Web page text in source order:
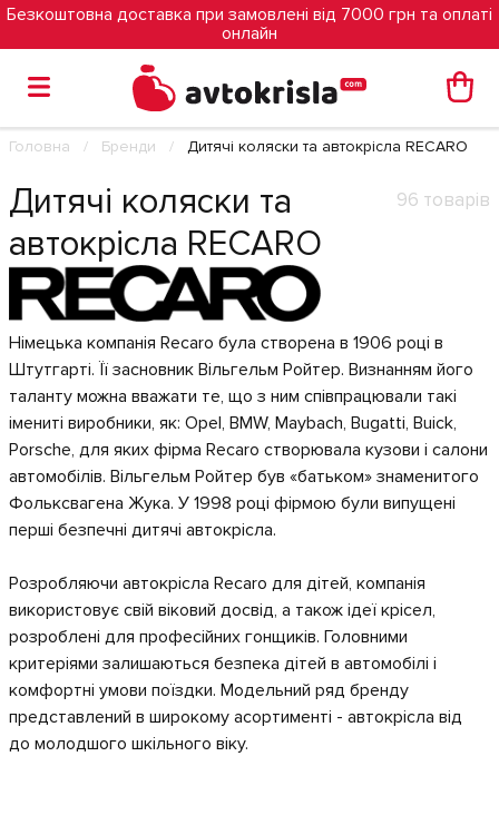
Безкоштовна доставка при замовлені від 7000 грн та оплаті
онлайн
Головна Бренди Дитячі коляски та автокрісла RECARO
Дитячі коляски та
автокрісла RECARO
96 товарів
Німецька компанія Recaro була створена в 1906 році в
Штутгарті. Її засновник Вільгельм Ройтер. Визнанням його
таланту можна вважати те, що з ним співпрацювали такі
імениті виробники, як: Opel, BMW, Maybach, Bugatti, Buick,
Porsche, для яких фірма Recaro створювала кузови і салони
автомобілів. Вільгельм Ройтер був «батьком» знаменитого
Фольксвагена Жука. У 1998 році фірмою були випущені
перші безпечні дитячі автокрісла.
Розробляючи автокрісла Recaro для дітей, компанія
використовує свій віковий досвід, а також ідеї крісел,
розроблені для професійних гонщиків. Головними
критеріями залишаються безпека дітей в автомобілі і
комфортні умови поїздки. Модельний ряд бренду
представлений в широкому асортименті - автокрісла від
до молодшого шкільного віку.